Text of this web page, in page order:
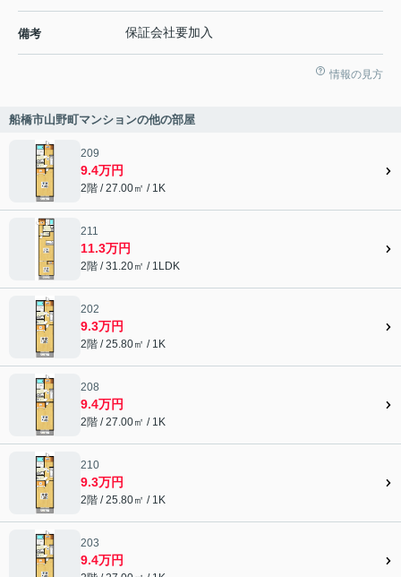
備考 保証会社要加入
情報の見方
船橋市山野町マンションの他の部屋
209
9.4万円
2階 / 27.00㎡ / 1K
211
11.3万円
2階 / 31.20㎡ / 1LDK
202
9.3万円
2階 / 25.80㎡ / 1K
208
9.4万円
2階 / 27.00㎡ / 1K
210
9.3万円
2階 / 25.80㎡ / 1K
203
9.4万円